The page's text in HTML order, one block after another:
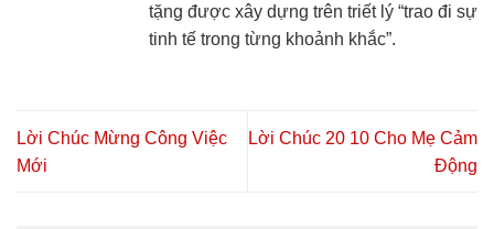
tặng được xây dựng trên triết lý “trao đi sự
tinh tế trong từng khoảnh khắc”.
Lời Chúc Mừng Công Việc
Mới
Lời Chúc 20 10 Cho Mẹ Cảm
Động